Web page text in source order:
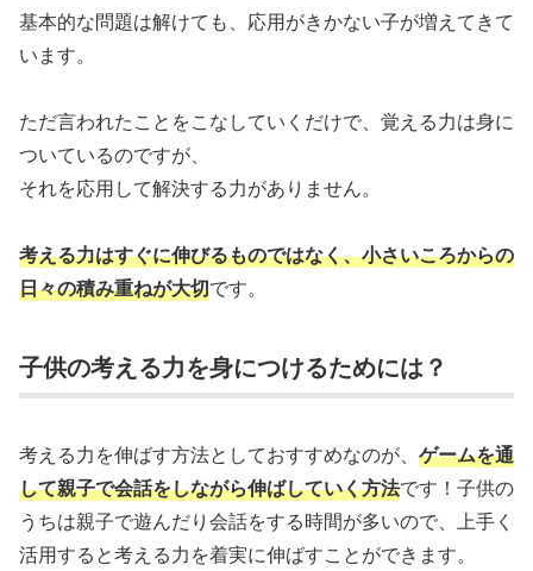
基本的な問題は解けても、応用がきかない子が増えてきて
います。
ただ言われたことをこなしていくだけで、覚える力は身に
ついているのですが、
それを応用して解決する力がありません。
考える力はすぐに伸びるものではなく、小さいころからの
日々の積み重ねが大切です。
子供の考える力を身につけるためには？
考える力を伸ばす方法としておすすめなのが、 ゲームを通
して親子で会話をしながら伸ばしていく方法です！子供の
うちは親子で遊んだり会話をする時間が多いので、上手く
活用すると考える力を着実に伸ばすことができます。